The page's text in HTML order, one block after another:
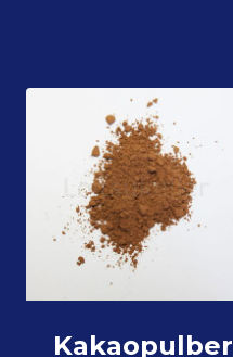
Kakaopulber